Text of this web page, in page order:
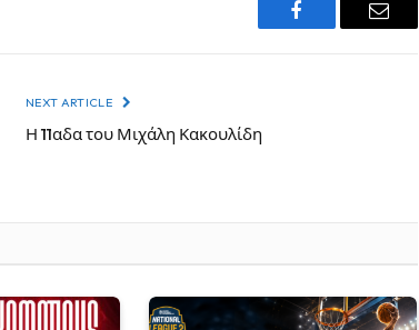
Facebook Email
NEXT ARTICLE
Η 11αδα του Μιχάλη Κακουλίδη